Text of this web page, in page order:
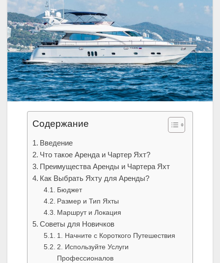
Содержание
Введение
Что такое Аренда и Чартер Яхт?
Преимущества Аренды и Чартера Яхт
Как Выбрать Яхту для Аренды?
Бюджет
Размер и Тип Яхты
Маршрут и Локация
Советы для Новичков
1. Начните с Короткого Путешествия
2. Используйте Услуги
Профессионалов